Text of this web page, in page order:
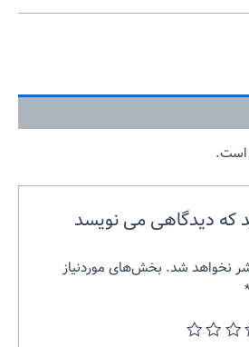
است.
که دیدگاهی می نویسد
نخواهد شد. بخش‌های موردنیاز
*